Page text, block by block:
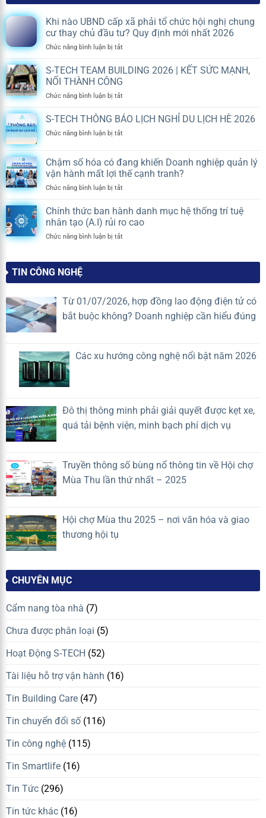
Khi nào UBND cấp xã phải tổ chức hội nghị chung
cư thay chủ đầu tư? Quy định mới nhất 2026
Chức năng bình luận bị tắtở
nào
xã
tổ
hội
cư
thay
chủ
tư?
mới
S-TECH TEAM BUILDING 2026 | KẾT SỨC MẠNH,
NỐI THÀNH CÔNG
Chức năng bình luận bị tắtở
TECH
BUILDING
KẾT
SỨC
MẠNH,
THÀNH
CÔNG
S-TECH THÔNG BÁO LỊCH NGHỈ DU LỊCH HÈ 2026
Chức năng bình luận bị tắtở
THÔNG
BÁO
LỊCH
HÈ
2026
Chậm số hóa có đang khiến Doanh nghiệp quản lý
vận hành mất lợi thế cạnh tranh?
Chức năng bình luận bị tắtở
số
có
đang
vận
mất
tranh?
Chính thức ban hành danh mục hệ thống trí tuệ
nhân tạo (A.I) rủi ro cao
Chức năng bình luận bị tắtở
mục
hệ
thống
tạo
TIN CÔNG NGHỆ
Từ 01/07/2026, hợp đồng lao động điện tử có
bắt buộc không? Doanh nghiệp cần hiểu đúng
Các xu hướng công nghệ nổi bật năm 2026
Đô thị thông minh phải giải quyết được kẹt xe,
quá tải bệnh viện, minh bạch phí dịch vụ
Truyền thông số bùng nổ thông tin về Hội chợ
Mùa Thu lần thứ nhất – 2025
Hội chợ Mùa thu 2025 – nơi văn hóa và giao
thương hội tụ
CHUYÊN MỤC
Cẩm nang tòa nhà (7)
Chưa được phân loại (5)
Hoạt Động S-TECH (52)
Tài liệu hỗ trợ vận hành (16)
Tin Building Care (47)
Tin chuyển đổi số (116)
Tin công nghệ (115)
Tin Smartlife (16)
Tin Tức (296)
Tin tức khác (16)